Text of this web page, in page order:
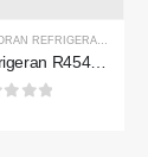
R454B
ZRT510 Refrigeran R454B Sensor Module-Sensor Refrigeran NDIR berkinerja tinggi